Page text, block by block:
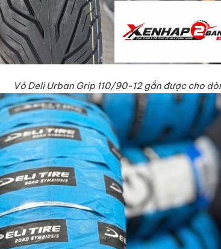
Vỏ Deli Urban Grip 110/90-12 gắn được cho